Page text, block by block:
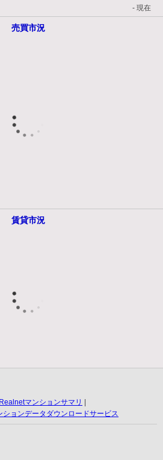
- 現在
売買市況
賃貸市況
Realnetマンションサマリ
ションデータダウンロードサービス